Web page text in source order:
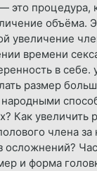
это процедура,
объёма.
увеличение
времени
в себе.
размер
Как увеличить
члена за
осложнений?
и форма